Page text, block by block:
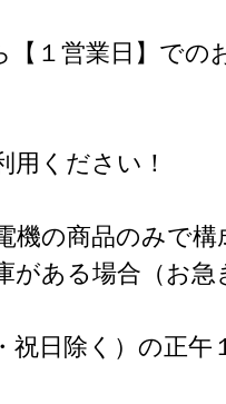
【１営業日】での
用ください！
の商品のみで構
ある場合（お急
日除く）の正午